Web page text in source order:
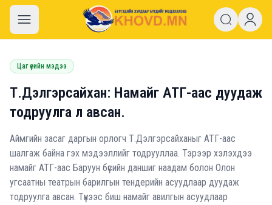
khovd.mn
Цаг үеийн мэдээ
Т.Дэлгэрсайхан: Намайг АТГ-аас дуудаж
тодруулга л авсан.
Аймгийн засаг даргын орлогч Т.Дэлгэрсайханыг АТГ-аас
шалгаж байна гэх мэдээллийг тодрууллаа. Тэрээр хэлэхдээ
намайг АТГ-аас Баруун бүсийн даншиг наадам болон Олон
угсаатны театрын барилгын тендерийн асуудлаар дуудаж
тодруулга авсан. Түүнээс биш намайг авилгын асуудлаар